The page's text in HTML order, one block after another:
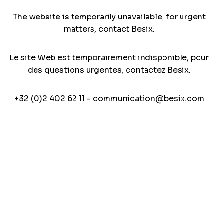
The website is temporarily unavailable, for urgent
matters, contact Besix.
Le site Web est temporairement indisponible, pour
des questions urgentes, contactez Besix.
+32 (0)2 402 62 11 - communication@besix.com